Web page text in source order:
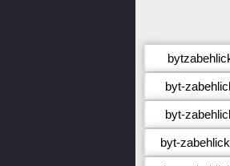
byt-
byt-
byt-